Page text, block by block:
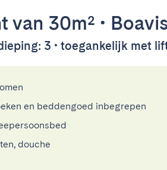
van 30m² •
3 • toegankelijk met
en beddengoed inbegrepen
douche